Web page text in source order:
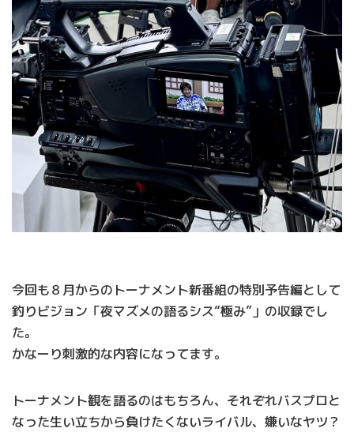
今回も８月からのトーナメント新番組の特別予告編として
釣りビジョン「夜マズメの語るシス“極み”」の収録でし
た。
かなーり刺激的な内容になってます。
トーナメント観を語るのはもちろん、それぞれバスプロと
なった生い立ちから負けたくないライバル、嫌いなヤツ？